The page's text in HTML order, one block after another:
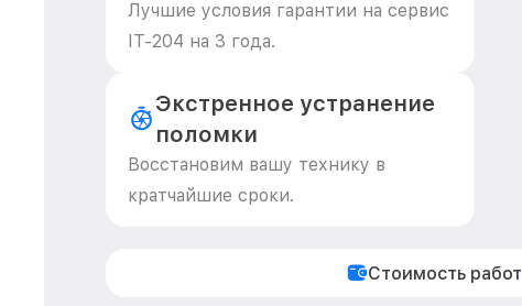
Лучшие условия гарантии на сервис
IT-204 на 3 года.
Экстренное устранение
поломки
Восстановим вашу технику в
кратчайшие сроки.
Стоимость работ